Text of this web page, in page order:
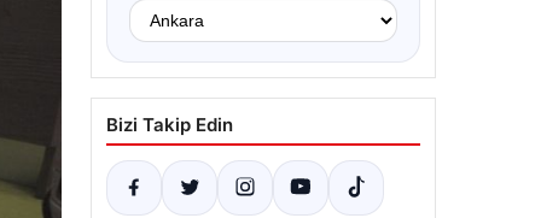
Bizi Takip Edin